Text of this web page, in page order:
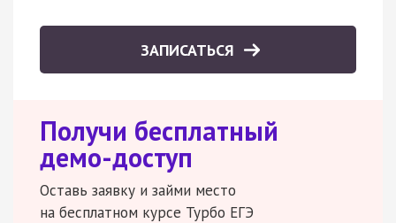
ЗАПИСАТЬСЯ
Получи бесплатный
демо-доступ
Оставь заявку и займи место
на бесплатном курсе Турбо ЕГЭ